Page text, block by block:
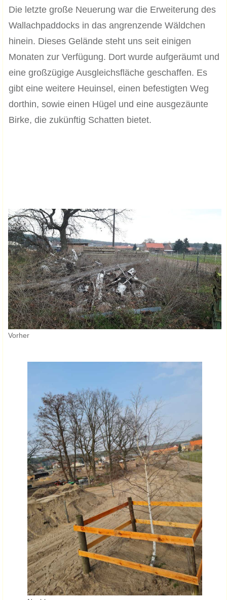
Die letzte große Neuerung war die Erweiterung des
Wallachpaddocks in das angrenzende Wäldchen
hinein. Dieses Gelände steht uns seit einigen
Monaten zur Verfügung. Dort wurde aufgeräumt und
eine großzügige Ausgleichsfläche geschaffen. Es
gibt eine weitere Heuinsel, einen befestigten Weg
dorthin, sowie einen Hügel und eine ausgezäunte
Birke, die zukünftig Schatten bietet.
Vorher